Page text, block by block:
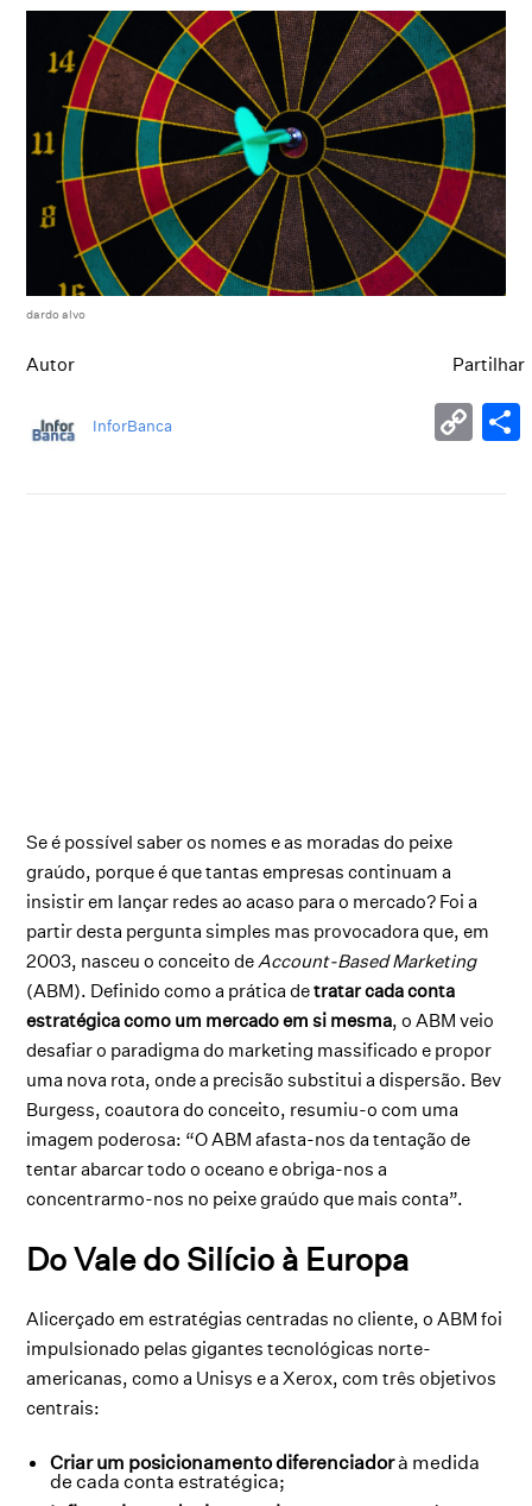
dardo alvo
Autor
InforBanca
Partilhar
Se é possível saber os nomes e as moradas do peixe
graúdo, porque é que tantas empresas continuam a
insistir em lançar redes ao acaso para o mercado? Foi a
partir desta pergunta simples mas provocadora que, em
2003, nasceu o conceito de Account-Based Marketing
(ABM). Definido como a prática detratar cada conta
estratégica como um mercado em si mesma, o ABM veio
desafiar o paradigma do marketing massificado e propor
uma nova rota, onde a precisão substitui a dispersão. Bev
Burgess, coautora do conceito, resumiu-o com uma
imagem poderosa: “O ABM afasta-nos da tentação de
tentar abarcar todo o oceano e obriga-nos a
concentrarmo-nos no peixe graúdo que mais conta”.
Do Vale do Silício à Europa
Alicerçado em estratégias centradas no cliente, o ABM foi
impulsionado pelas gigantes tecnológicas norte-
americanas, como a Unisys e a Xerox, com três objetivos
centrais:
Criar um posicionamento diferenciadorà medida
de cada conta estratégica;